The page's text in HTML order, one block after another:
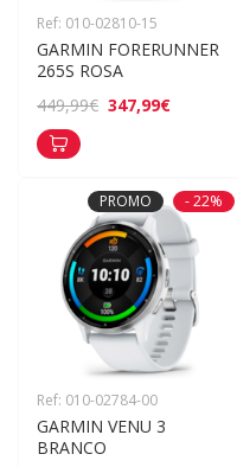
Ref: 010-02810-15
GARMIN FORERUNNER
265S ROSA
449,99€ 347,99€
PROMO - 22%
Ref: 010-02784-00
GARMIN VENU 3
BRANCO